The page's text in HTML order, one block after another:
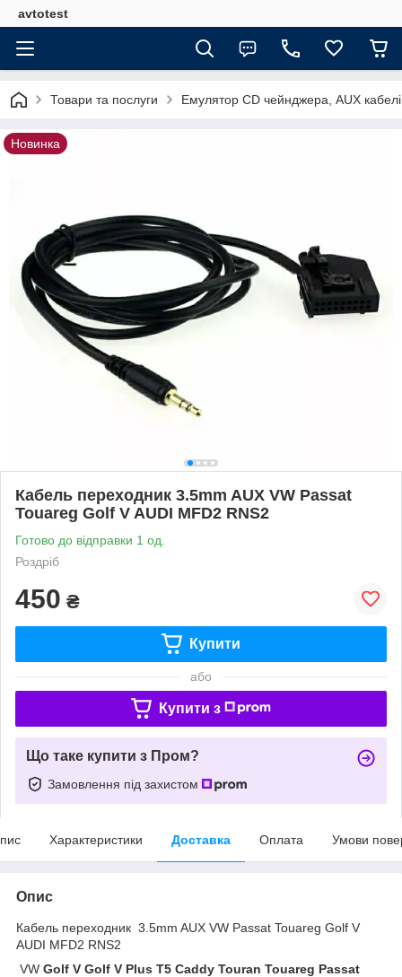
avtotest
Товари та послуги Емулятор CD чейнджера, AUX кабелі
Новинка
Кабель переходник 3.5mm AUX VW Passat
Touareg Golf V AUDI MFD2 RNS2
Готово до відправки 1 од.
Роздріб
450 ₴
Купити
або
Купити з
Що таке купити з Пром?
Замовлення під захистом
Характеристики Доставка Оплата Умови
Опис
Кабель переходник 3.5mm AUX VW Passat Touareg Golf V
AUDI MFD2 RNS2
VW Golf V Golf V Plus T5 Caddy Touran Touareg Passat